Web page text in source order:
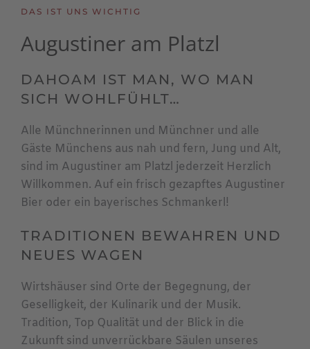
DAS IST UNS WICHTIG
Augustiner am Platzl
DAHOAM IST MAN, WO MAN
SICH WOHLFÜHLT…
Alle Münchnerinnen und Münchner und alle
Gäste Münchens aus nah und fern, Jung und Alt,
sind im Augustiner am Platzl jederzeit Herzlich
Willkommen. Auf ein frisch gezapftes Augustiner
Bier oder ein bayerisches Schmankerl!
TRADITIONEN BEWAHREN UND
NEUES WAGEN
Wirtshäuser sind Orte der Begegnung, der
Geselligkeit, der Kulinarik und der Musik.
Tradition, Top Qualität und der Blick in die
Zukunft sind unverrückbare Säulen unseres